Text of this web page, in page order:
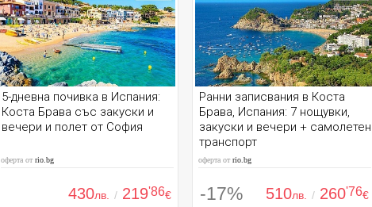
5-дневна почивка в Испания:
Коста Брава със закуски и
вечери и полет от София
оферта от rio.bg
430лв. / 219'86€
Ранни записвания в Коста
Брава, Испания: 7 нощувки,
закуски и вечери + самолетен
транспорт
оферта от rio.bg
-17% 510лв. / 260'76€